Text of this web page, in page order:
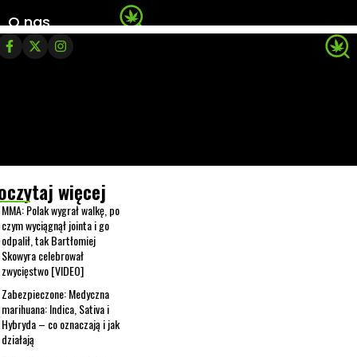
O nas
więcej
MMA: Polak wygrał walkę, po
czym wyciągnął jointa i go
odpalił, tak Bartłomiej
Skowyra celebrował
zwycięstwo [VIDEO]
Zabezpieczone: Medyczna
marihuana: Indica, Sativa i
Hybryda – co oznaczają i jak
działają